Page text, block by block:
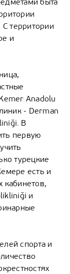
быта
С территории
и
Anadolu
- Derman
В
первую
турецкие
есть и
кабинетов,
и
спорта и